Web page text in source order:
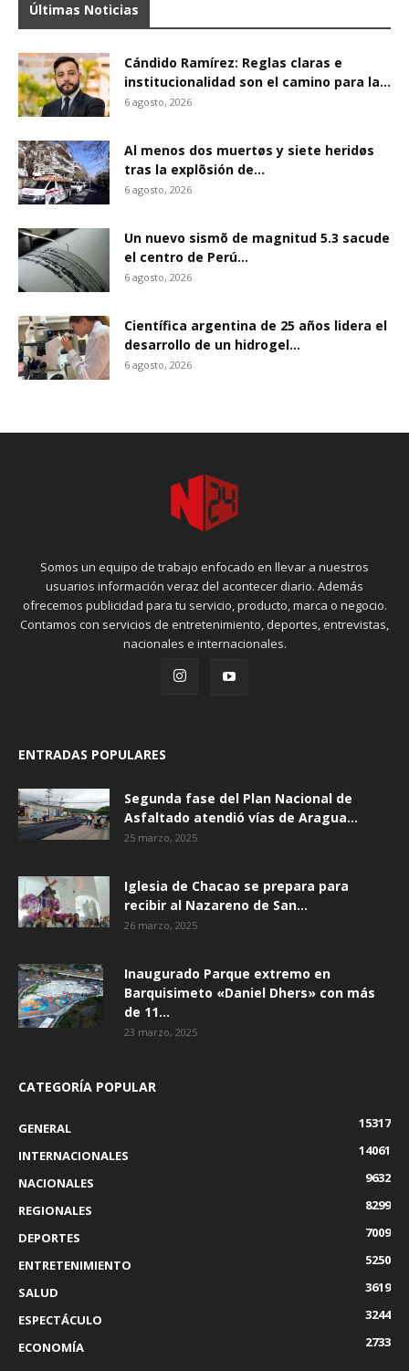
Últimas Noticias
Cándido Ramírez: Reglas claras e
institucionalidad son el camino para la...
6 agosto, 2026
Al menos dos muertøs y siete heridøs
tras la explõsión de...
6 agosto, 2026
Un nuevo sismõ de magnitud 5.3 sacude
el centro de Perú...
6 agosto, 2026
Científica argentina de 25 años lidera el
desarrollo de un hidrogel...
6 agosto, 2026
Somos un equipo de trabajo enfocado en llevar a nuestros
usuarios información veraz del acontecer diario. Además
ofrecemos publicidad para tu servicio, producto, marca o negocio.
Contamos con servicios de entretenimiento, deportes, entrevistas,
nacionales e internacionales.
ENTRADAS POPULARES
Segunda fase del Plan Nacional de
Asfaltado atendió vías de Aragua...
25 marzo, 2025
Iglesia de Chacao se prepara para
recibir al Nazareno de San...
26 marzo, 2025
Inaugurado Parque extremo en
Barquisimeto «Daniel Dhers» con más
de 11...
23 marzo, 2025
CATEGORÍA POPULAR
GENERAL
15317
INTERNACIONALES
14061
NACIONALES
9632
REGIONALES
8299
DEPORTES
7009
ENTRETENIMIENTO
5250
SALUD
3619
ESPECTÁCULO
3244
ECONOMÍA
2733